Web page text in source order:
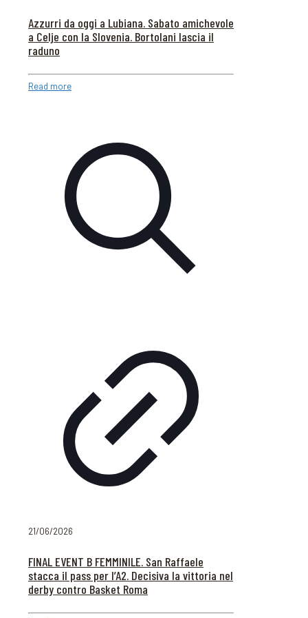
Azzurri da oggi a Lubiana. Sabato amichevole
a Celje con la Slovenia. Bortolani lascia il
raduno
Read more
21/06/2026
FINAL EVENT B FEMMINILE. San Raffaele
stacca il pass per l’A2. Decisiva la vittoria nel
derby contro Basket Roma